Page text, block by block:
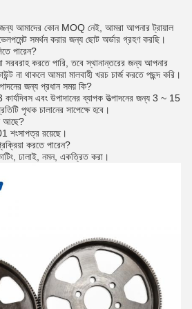
আমাদের কোন MOQ নেই, আমরা আপনার ট্রায়াল
সমর্থন করার জন্য ছোট অর্ডার গ্রহণ করছি।
পারেন?
সরবরাহ করতে পারি, তবে স্থানান্তরের জন্য আপনার
না থাকলে আমরা মালবাহী খরচ চার্জ করতে পছন্দ করি।
জন্য প্রধান সময় কি?
এবং উপাদানের ব্যাপক উত্পাদনের জন্য 3 ~ 15
পৃথক চালানের সাপেক্ষে হবে।
আছে?
শংসাপত্র রয়েছে।
করতে পারেন?
ঢালাই, নমন, একত্রিত করা।